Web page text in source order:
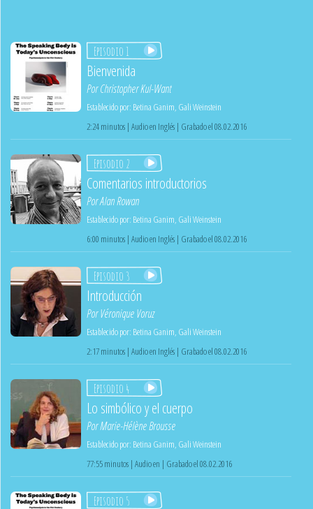
Episodio 1
Bienvenida
PorChristopher Kul-Want
Establecido por: Betina Ganim Gali Weinstein
2:24 minutos | Audio en Inglés | Grabado el 08.02.2016
Episodio 2
Comentarios introductorios
PorAlan Rowan
Establecido por: Betina Ganim Gali Weinstein
6:00 minutos | Audio en Inglés | Grabado el 08.02.2016
Episodio 3
Introducción
PorVéronique Voruz
Establecido por: Betina Ganim Gali Weinstein
2:17 minutos | Audio en Inglés | Grabado el 08.02.2016
Episodio 4
Lo simbólico y el cuerpo
PorMarie-Hélène Brousse
Establecido por: Betina Ganim Gali Weinstein
77:55 minutos | Audio en | Grabado el 08.02.2016
Episodio 5